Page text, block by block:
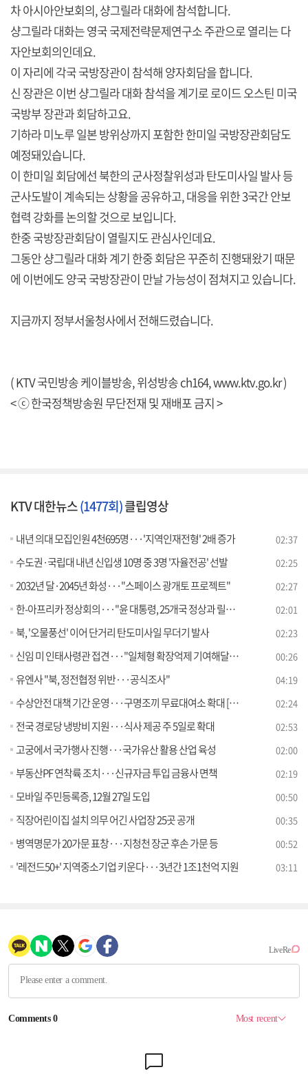
차 아시아안보회의, 샹그릴라 대화에 참석합니다.
샹그릴라 대화는 영국 국제전략문제연구소 주관으로 열리는 다
자안보회의인데요.
이 자리에 각국 국방장관이 참석해 양자회담을 합니다.
신 장관은 이번 샹그릴라 대화 참석을 계기로 로이드 오스틴 미국
국방부 장관과 회담하고요.
기하라 미노루 일본 방위상까지 포함한 한미일 국방장관회담도
예정돼있습니다.
이 한미일 회담에선 북한의 군사정찰위성과 탄도미사일 발사 등
군사도발이 계속되는 상황을 공유하고, 대응을 위한 3국간 안보
협력 강화를 논의할 것으로 보입니다.
한중 국방장관회담이 열릴지도 관심사인데요.
그동안 샹그릴라 대화 계기 한중 회담은 꾸준히 진행돼왔기 때문
에 이번에도 양국 국방장관이 만날 가능성이 점쳐지고 있습니다.
지금까지 정부서울청사에서 전해드렸습니다.
( KTV 국민방송 케이블방송, 위성방송 ch164,www.ktv.go.kr)
< ⓒ 한국정책방송원 무단전재 및 재배포 금지 >
KTV 대한뉴스(1477회)클립영상
내년 의대 모집인원 4천695명···'지역인재전형' 2배 증가 02:37
수도권·국립대 내년 신입생 10명 중 3명 '자율전공' 선발 02:25
2032년 달·2045년 화성···"스페이스 광개토 프로젝트" 02:27
한-아프리카 정상회의···"윤 대통령, 25개국 정상과 릴레이 회담" 02:01
북, '오물풍선' 이어 단거리 탄도미사일 무더기 발사 02:23
신임 미 인태사령관 접견···"일체형 확장억제 기여해달라" 00:26
유엔사 "북, 정전협정 위반···공식조사" 04:19
수상안전 대책 기간 운영···구명조끼 무료대여소 확대 [정책현장+] 02:24
전국 경로당 냉방비 지원···식사 제공 주 5일로 확대 02:53
고궁에서 국가행사 진행···국가유산 활용 산업 육성 02:00
부동산PF 연착륙 조치···신규자금 투입 금융사 면책 02:19
모바일 주민등록증, 12월 27일 도입 00:50
직장어린이집 설치 의무 어긴 사업장 25곳 공개 00:35
병역명문가 20가문 표창···지청천 장군 후손 가문 등 00:52
'레전드50+' 지역중소기업 키운다···3년간 1조1천억 지원 03:11